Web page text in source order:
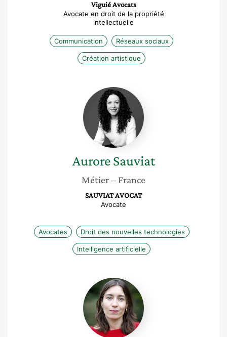
Viguié Avocats
Avocate en droit de la propriété
intellectuelle
Communication Réseaux sociaux
Création artistique
Aurore
Sauviat
Aurore Sauviat
Métier– France
SAUVIAT AVOCAT
Avocate
Avocates Droit des nouvelles technologies
Intelligence artificielle
Céleste
Bonnamy